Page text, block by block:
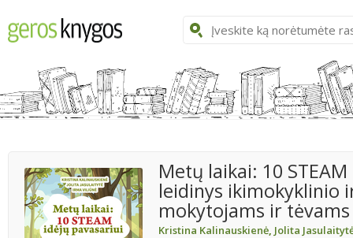
Metų laikai: 10
leidinys ikimokyklinio
mokytojams ir tėvams
Kristina Kalinauskienė, Jolita